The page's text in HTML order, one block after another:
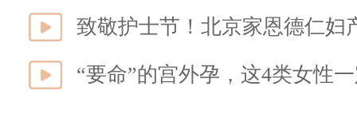
致敬护士节！北京家恩德仁妇
“要命”的宫外孕，这4类女性